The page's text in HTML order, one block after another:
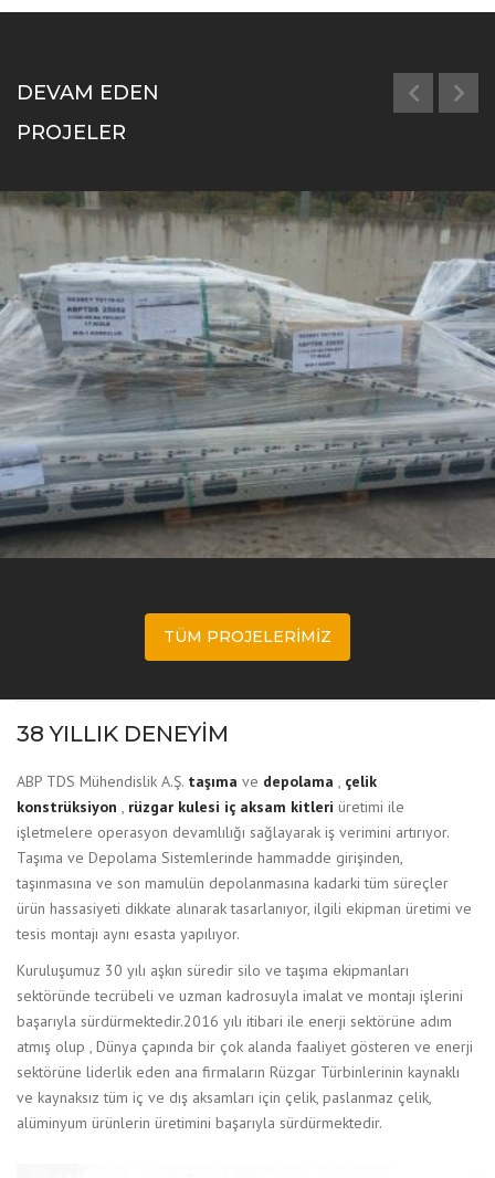
DEVAM EDEN
PROJELER
GESBEY – Rüzgar Kulesi İç Aksam Kitleri
TÜM PROJELERIMIZ
38 YILLIK DENEYİM
ABP TDS Mühendislik A.Ş. taşıma ve depolama , çelik
konstrüksiyon , rüzgar kulesi iç aksam kitleri üretimi ile
işletmelere operasyon devamlılığı sağlayarak iş verimini artırıyor.
Taşıma ve Depolama Sistemlerinde hammadde girişinden,
taşınmasına ve son mamulün depolanmasına kadarki tüm süreçler
ürün hassasiyeti dikkate alınarak tasarlanıyor, ilgili ekipman üretimi ve
tesis montajı aynı esasta yapılıyor.
Kuruluşumuz 30 yılı aşkın süredir silo ve taşıma ekipmanları
sektöründe tecrübeli ve uzman kadrosuyla imalat ve montajı işlerini
başarıyla sürdürmektedir.2016 yılı itibari ile enerji sektörüne adım
atmış olup , Dünya çapında bir çok alanda faaliyet gösteren ve enerji
sektörüne liderlik eden ana firmaların Rüzgar Türbinlerinin kaynaklı
ve kaynaksız tüm iç ve dış aksamları için çelik, paslanmaz çelik,
alüminyum ürünlerin üretimini başarıyla sürdürmektedir.